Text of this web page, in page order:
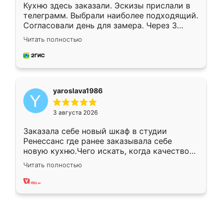
Кухню здесь заказали. Эскизы прислали в
телеграмм. Выбрали наиболее подходящий.
Согласовали день для замера. Через 3
недели кухня была уже готова. Остались
довольны работой. Спасибо Ренессанс
мебель за качественную работу!
Читать полностью
yaroslava1986
3 августа 2026
Заказала себе новый шкаф в студии
Ренессанс где ранее заказывала себе
новую кухню.Чего искать, когда качеством
вполне довольна. Служит кухня уже почти
два года, нареканий нет.
Читать полностью